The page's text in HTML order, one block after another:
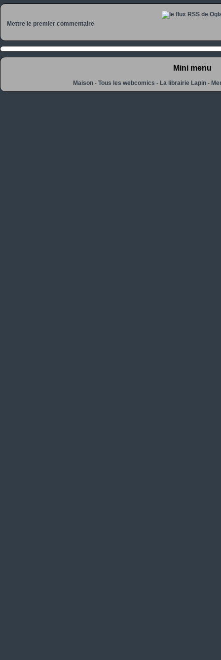
Mettre le premier commentaire
Mini menu
Maison -Tous les webcomics -La librairie Lapin -